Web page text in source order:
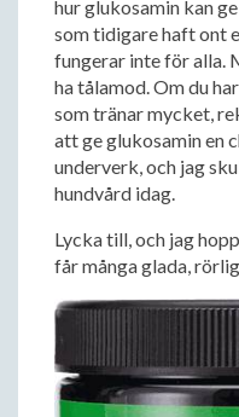
hur glukosamin kan
som tidigare haft ont
fungerar inte för alla.
ha tålamod. Om du
som tränar mycket,
att ge glukosamin en
underverk, och jag
hundvård idag.
Lycka till, och jag
får många glada,